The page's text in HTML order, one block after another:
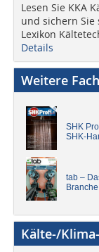
Lesen Sie KKA
und sichern Sie
Lexikon
Details
Weitere
SHK
SHK-
tab –
Branche
Kälte-/